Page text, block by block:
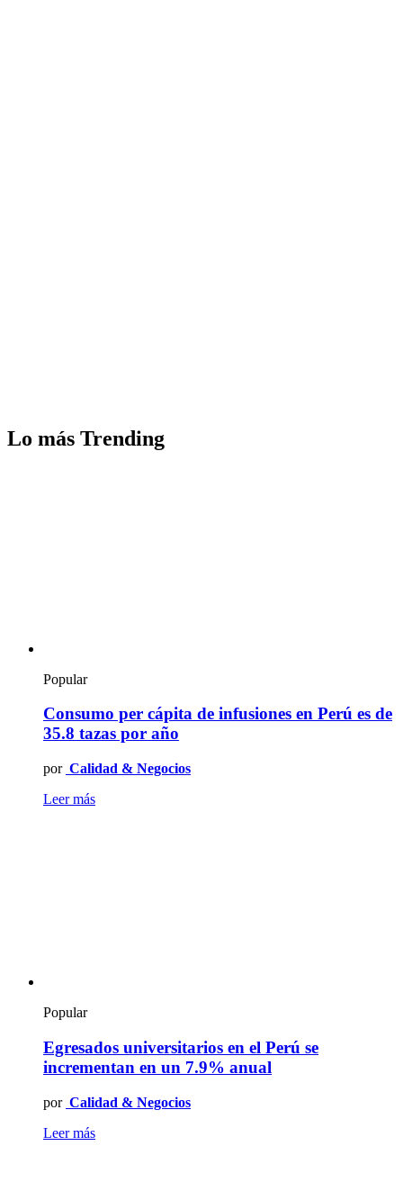
Lo más Trending
Popular
Consumo per cápita de infusiones en Perú es de
35.8 tazas por año
por Calidad & Negocios
Leer más
Popular
Egresados universitarios en el Perú se
incrementan en un 7.9% anual
por Calidad & Negocios
Leer más